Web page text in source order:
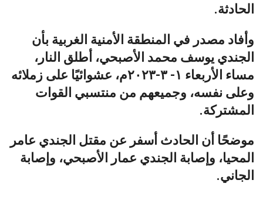
الحادثة.
وأفاد مصدر في المنطقة الأمنية الغربية بأن
الجندي يوسف محمد الأصبحي، أطلق النار،
مساء الأربعاء ١- ٣-٢٠٢٣م، عشوائيًا على زملائه
وعلى نفسه، وجميعهم من منتسبي القوات
المشتركة.
موضحًا أن الحادث أسفر عن مقتل الجندي عامر
المحيا، وإصابة الجندي عمار الأصبحي، وإصابة
الجاني.